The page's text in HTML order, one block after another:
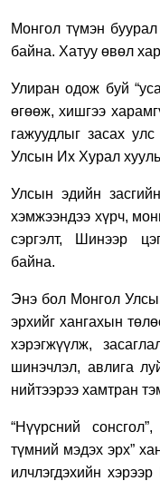
Монгол түмэн
байна. Хатуу өвөл
Улиран одож буй
өгөөж, хишгээ
гажуудлыг засах
Улсын Их Хурал
Улсынэдийн
хэмжээндээ хүрч,
сэргэлт,
Ш инээр
байна.
Энэ бол Монгол
эрхийг хангахын
хэрэгжүүлж,
шинэчлэл, авлига
нийтээрээ хамтран
“Нүүрсний
түмний мэдэх эрх”
илчлэгдэхийн хэрээр